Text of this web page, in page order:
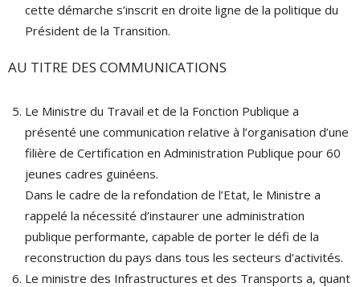
cette démarche s’inscrit en droite ligne de la politique du
Président de la Transition.
AU TITRE DES COMMUNICATIONS
Le Ministre du Travail et de la Fonction Publique a
présenté une communication relative à l’organisation d’une
filière de Certification en Administration Publique pour 60
jeunes cadres guinéens.
Dans le cadre de la refondation de l’Etat, le Ministre a
rappelé la nécessité d’instaurer une administration
publique performante, capable de porter le défi de la
reconstruction du pays dans tous les secteurs d’activités.
Le ministre des Infrastructures et des Transports a, quant